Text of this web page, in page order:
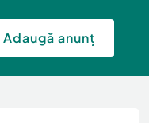
Adaugă anunț